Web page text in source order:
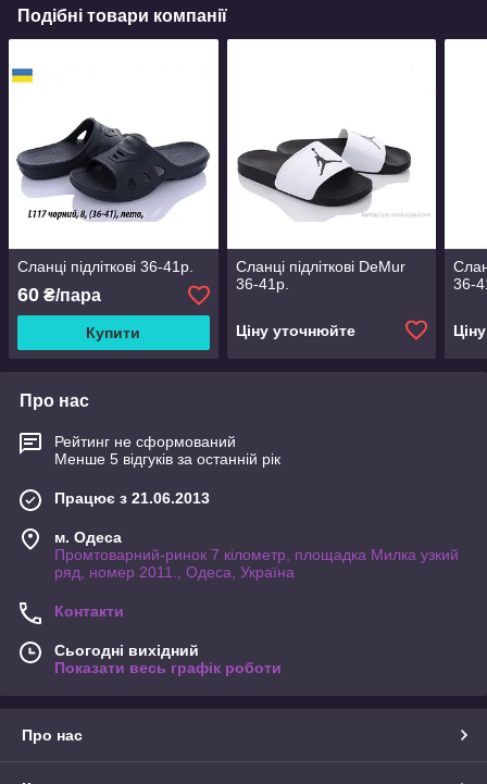
Подібні товари компанії
Сланці підліткові 36-41р.
60 ₴/пара
Купити
Сланці підліткові DeMur
36-41р.
Ціну уточнюйте
36-
Про нас
Рейтинг не сформований
Менше 5 відгуків за останній рік
Працює з 21.06.2013
м. Одеса
Промтоварний-ринок 7 кілометр, площадка Милка узкий
ряд, номер 2011., Одеса, Україна
Контакти
Сьогодні вихідний
Показати весь графік роботи
Про нас